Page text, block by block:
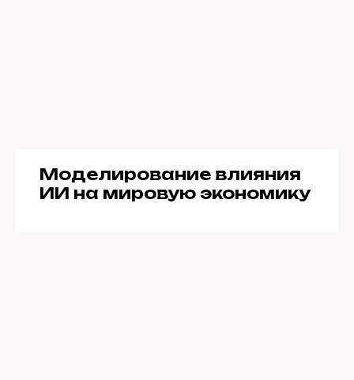
Моделирование влияния
ИИ на мировую экономику